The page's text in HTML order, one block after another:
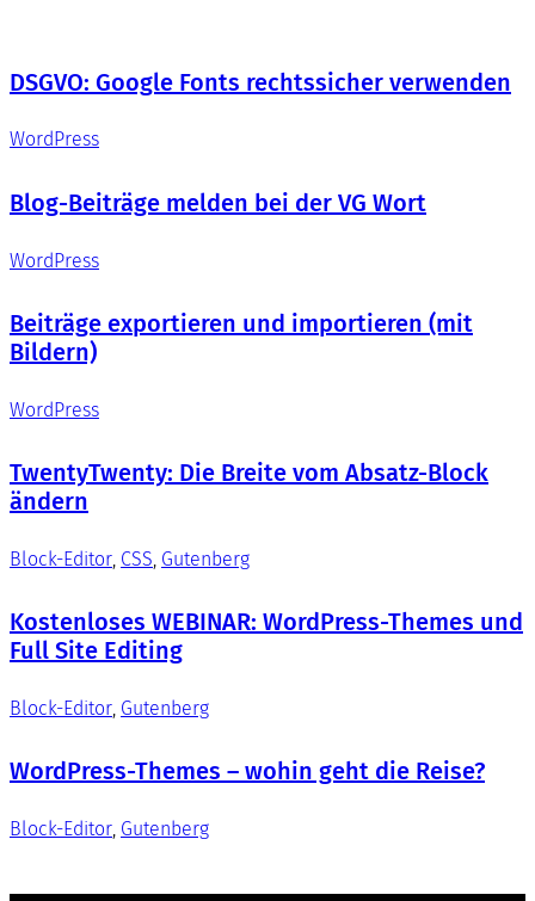
DSGVO: Google Fonts rechtssicher verwenden
WordPress
Blog-Beiträge melden bei der VG Wort
WordPress
Beiträge exportieren und importieren (mit
Bildern)
WordPress
TwentyTwenty: Die Breite vom Absatz-Block
ändern
Block-Editor CSS Gutenberg
Kostenloses WEBINAR: WordPress-Themes und
Full Site Editing
Block-Editor Gutenberg
WordPress-Themes – wohin geht die Reise?
Block-Editor Gutenberg